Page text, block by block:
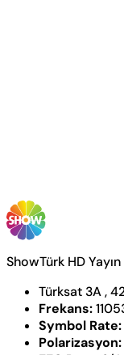
ShowTürk HD Yayın
Türksat 3A ,
Frekans:
Symbol Rate:
Polarizasyon: